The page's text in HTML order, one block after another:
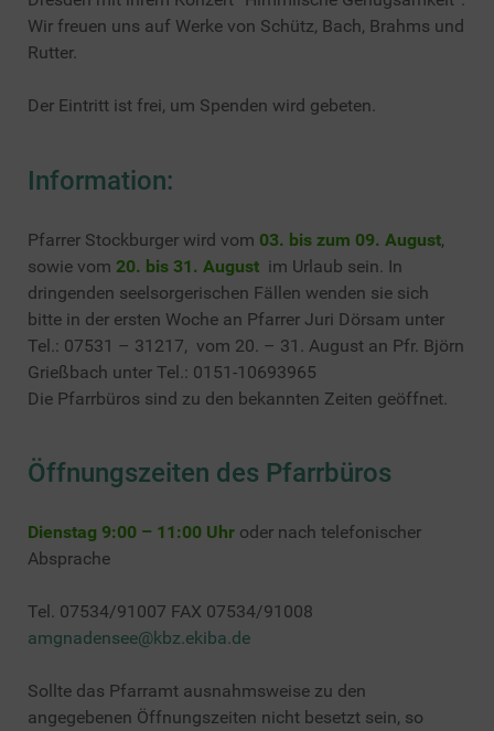
Wir freuen uns auf Werke von Schütz, Bach, Brahms und
Rutter.
Der Eintritt ist frei, um Spenden wird gebeten.
Information:
Pfarrer Stockburger wird vom 03. bis zum 09. August,
sowie vom 20. bis 31. August im Urlaub sein. In
dringenden seelsorgerischen Fällen wenden sie sich
bitte in der ersten Woche an Pfarrer Juri Dörsam unter
Tel.: 07531 – 31217, vom 20. – 31. August an Pfr. Björn
Grießbach unter Tel.: 0151-10693965
Die Pfarrbüros sind zu den bekannten Zeiten geöffnet.
Öffnungszeiten des Pfarrbüros
Dienstag 9:00 – 11:00 Uhr oder nach telefonischer
Absprache
Tel. 07534/91007 FAX 07534/91008
amgnadensee@kbz.ekiba.de
Sollte das Pfarramt ausnahmsweise zu den
angegebenen Öffnungszeiten nicht besetzt sein, so